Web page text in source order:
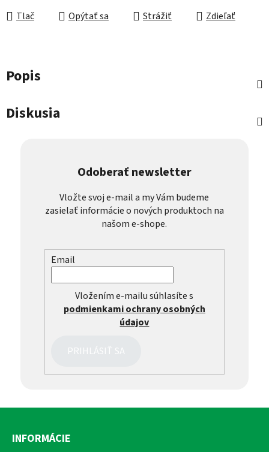
Tlač Opýtať sa Strážiť Zdieľať
Popis
Diskusia
Odoberať newsletter
Vložte svoj e-mail a my Vám budeme
zasielať informácie o nových produktoch na
našom e-shope.
Email
Vložením e-mailu súhlasíte s
podmienkami ochrany osobných
údajov
PRIHLÁSIŤ SA
Z
INFORMÁCIE